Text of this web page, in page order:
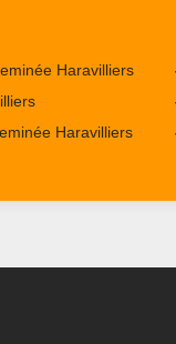
Haravilliers
Haravilliers